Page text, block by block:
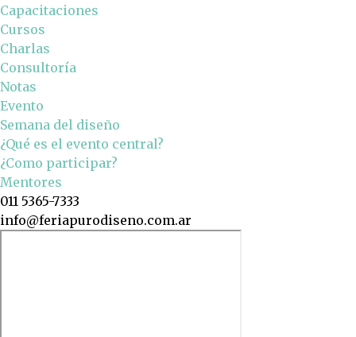
Capacitaciones
Cursos
Charlas
Consultoría
Notas
Evento
Semana del diseño
¿Qué es el evento central?
¿Como participar?
Mentores
011 5365-7333
info@feriapurodiseno.com.ar